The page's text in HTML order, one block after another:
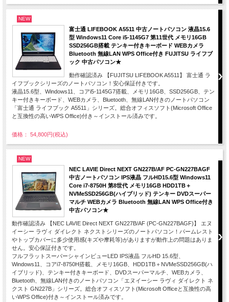
NEW
富士通 LIFEBOOK A5511 中古ノートパソコン 液晶15.6
型 Windows11 Core i5-1145G7 第11世代 メモリ16GB
SSD256GB搭載 テンキー付きキーボード WEBカメラ
Bluetooth 無線LAN WPS Office付き FUJITSU ライフブ
ック 中古パソコン★
動作確認済み 【FUJITSU LIFEBOOK A5511】 富士通 ラ
イフブックシリーズのノートパソコン！安心保証付きです。
液晶15.6型、Windows11、コアi5-1145G7搭載、メモリ16GB、SSD256GB、テン
キー付きキーボード、WEBカメラ、Bluetooth、無線LAN付きのノートパソコン
「富士通 ライフブック A5511」シリーズ。総合オフィスソフト(Microsoft Office
と互換性の高いWPS Office)付き～インストール済みです。
価格： 54,800円(税込)
NEW
NEC LAVIE Direct NEXT GN227B/AF PC-GN227BAGF
中古ノートパソコン IPS液晶 フルHD15.6型 Windows11
Core i7-8750H 第8世代 メモリ16GB HDD1TB＋
NVMeSSD256GB(ハイブリッド) テンキー DVDスーパー
マルチ WEBカメラ Bluetooth 無線LAN WPS Office付き
中古パソコン★
動作確認済み 【NEC LAVIE Direct NEXT GN227B/AF (PC-GN227BAGF)】 エヌ
イーシー ラヴィ ダイレクト ネクストシリーズのノートパソコン！パームレスト
やトップカバーに多少使用感(キズや摩耗等)がありますが動作上の問題はありま
せん。安心保証付きです。
フルフラットスーパーシャインビューLED IPS液晶 フルHD 15.6型、
Windows11、コアi7-8750H搭載、メモリ16GB、HDD1TB＋NVMeSSD256GB(ハ
イブリッド)、テンキー付きキーボード、DVDスーパーマルチ、WEBカメラ、
Bluetooth、無線LAN付きのノートパソコン「エヌイーシー ラヴィ ダイレクト ネ
クスト GN227B」シリーズ。総合オフィスソフト(Microsoft Officeと互換性の高
いWPS Office)付き～インストール済みです。